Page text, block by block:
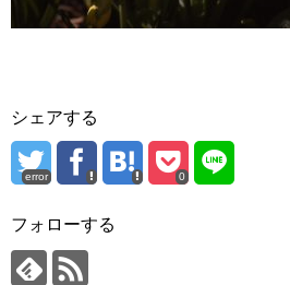
シェアする
error 0
フォローする